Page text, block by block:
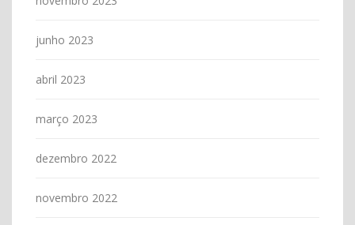
junho 2023
abril 2023
março 2023
dezembro 2022
novembro 2022